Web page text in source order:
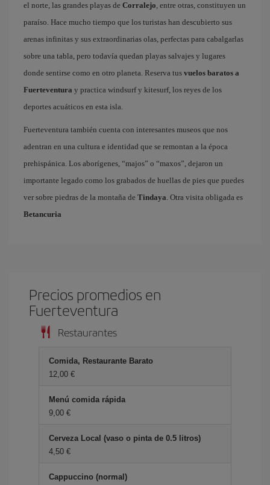
el norte, las grandes playas de Corralejo, entre otras, constituyen un
paraíso. Hace mucho tiempo que los turistas han descubierto sus
arenas infinitas y sus extraordinarias olas, perfectas para cabalgarlas
sobre una tabla, pero todavía quedan playas salvajes y lugares
donde sentirse como en otro planeta. Reserva tus vuelos baratos a
Fuerteventura y practica windsurf y kitesurf, los reyes de los
deportes acuáticos en esta isla.
Fuerteventura también cuenta con interesantes museos que nos
adentran en una cultura e identidad que se remontan a la época
prehispánica. Los aborígenes, “majos” o “maxos”, dejaron un
importante legado como los grabados de huellas de pies que puedes
ver sobre piedras de la montaña de Tindaya. Otra visita obligada es
Betancuria
Precios promedios en
Fuerteventura
Restaurantes
Comida, Restaurante Barato
12,00 €
Menú comida rápida
9,00 €
Cerveza Local (vaso o pinta de 0.5 litros)
4,50 €
Cappuccino (normal)